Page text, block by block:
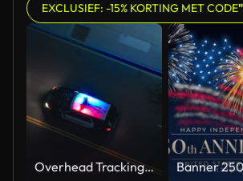
EXCLUSIEF: -15% KORTING MET CODE
Overhead Tracking Drone Shot of a Police Car Driving on a City Street with Lights On at Night